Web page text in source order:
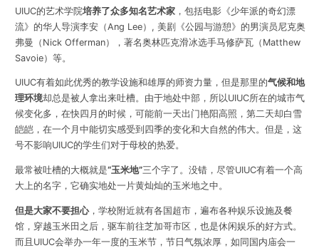
UIUC的艺术学院培养了众多知名艺术家，包括电影《少年派的奇幻漂
流》的华人导演李安（Ang Lee）, 美剧《公园与游憩》的男演员尼克奥
弗曼（Nick Offerman），著名奥林匹克滑冰选手马修萨瓦（Matthew
Savoie）等。
UIUC有着如此优秀的教学设施和雄厚的师资力量，但是那里的气候和地
理环境却总是被人拿出来吐槽。由于地处中部，所以UIUC所在的城市气
候变化多，在快四月的时候，可能前一天出门艳阳高照，第二天却白雪
皑皑，在一个月中能切实感受到四季的变化和大自然的伟大。但是，这
号不影响UIUC的学生们对于母校的热爱。
最常被吐槽的大概就是“玉米地”三个字了。没错，尽管UIUC有着一个高
大上的名字，它确实地处一片黄灿灿的玉米地之中。
但是大家不要担心，学校附近就有各国超市，遍布各种娱乐设施及餐
馆，穿越玉米田之后，驱车前往芝加哥市区，也是休闲娱乐的好方式。
而且UIUC会举办一年一度的玉米节，节日气氛浓厚，如同国内庙会一